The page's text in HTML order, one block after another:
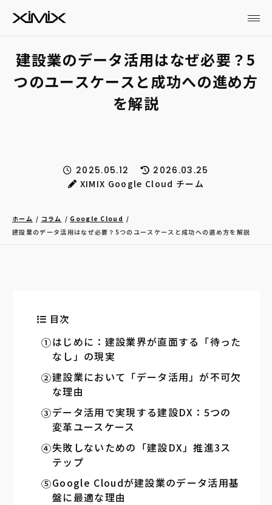
建設業のデータ活用はなぜ必要？5
つのユースケースと成功への進め方
を解説
2025.05.12
2026.03.25
XIMIX Google Cloud チーム
ホーム コラム
Google Cloud
建設業のデータ活用はなぜ必要？5つのユースケースと成功への進め方を解説
目次
はじめに：建設業界が直面する「待った
なし」の現実
建設業において「データ活用」が不可欠
な理由
データ活用で実現する建設DX：5つの
変革ユースケース
失敗しないための「建設DX」推進3ス
テップ
Google Cloudが建設業のデータ活用基
盤に最適な理由